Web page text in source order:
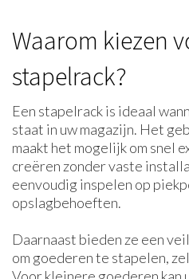
Waarom kiezen
stapelrack?
Een stapelrack is ideaal
staat in uw magazijn. Het
maakt het mogelijk om snel
creëren zonder vaste
eenvoudig inspelen op
opslagbehoeften.
Daarnaast bieden ze een
om goederen te stapelen,